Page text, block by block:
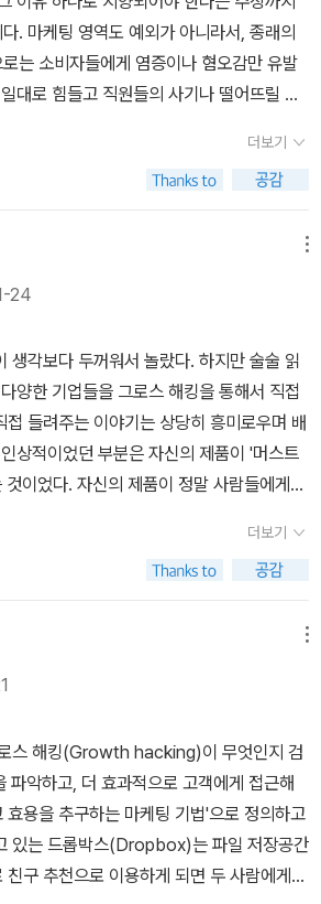
감을 얻을 것이다. 에어비앤비, 우버, 링크
공을 이룬 기업들이 놀라운 사업 아이디어
었다고 아직도 생각하는가? 이 기업들은 사
이 분석하고 실험하여 성장 전략을 찾아낸
. 마케팅 영역도 예외가 아니라서, 종래의
는 소비자들에게 염증이나 혐오감만 유발
대로 힘들고 직원들의 사기나 떨어뜨릴 뿐
에게 강제 주입하는 패턴은 참으로 미련할
점유율 하락, 대내적으로는 조직의 건강도
. 이 모든 게, 효과도 없고 집행도 어려운 과
밀어붙이려는 관리자들의 어리석은 판단에
에는 '똘똘한 병사는 현명한 장군을 가려 본
치는 특히 한국처럼 점차 똑똑해지고 있는
가는 풍조에서 특히 잘 적용된다고 평가할
'이란 좀 생소하게 들리는 용어일 수 있습니
스를 고객들에게 어필할 때, 종전의 창구나
으로 삼은 고객들에게 개인적으로 밀착(up
며 생활형으로 접근하는 방식입니다. 이
를 개발한 회사 조직 전체가, 부서를 가리지
행동하며 진정성 깃든 홍보와 전파에 주력한
. 그래서 개발과 홍보가, 이 제품이 속한 산
의 깊게 실행에 옮긴 (마케팅)방법론' 이것
스 해킹의 요체입니다.해킹이라고 하니까
점을 틈타 무단으로 침입하여 정보와 데이
만 연상하시는 이들도 있던데, 그런 것과는
의 초창기부터 모든 직원, 즉 CEO나 엔지
, 디자이너 등이 일체가 됩니다. 일단 너는
행하겠다, 윗선에서 검토가 끝나면 익히 해
주력한다 같은, 영혼 없는 분업과는 전혀 다
직원들이 전혀 다른 방식으로 각개약진하
더보기
24
생각보다 두꺼워서 놀랐다. 하지만 술술 읽
양한 기업들을 그로스 해킹을 통해서 직접
접 들려주는 이야기는 상당히 흥미로우며 배
상적이었던 부분은 자신의 제품이 '머스트
이었다. 자신의 제품이 정말 사람들에게
양한 수단을 이용해 사람들을 불러모으더
수 밖에 없다는 것이다. 본질적인 부분이지
한 것 같다. 그리고 어째서 '머스트해브'가
. 사람들이 제품을 사용하면서 '아하'하고
것이다. 나는 내 콘텐츠를 홍보하면서 어
많이 전달될지에만 집중하지 않았나 싶었
고 사람들이 찾을만한 것이 되어야 한다는
펴서 어떤 부분들을 사람들이 좋아하는지
한다.두번째는 다양한 팀들이 서로 협력하
으킬 필요가 있다는 것이다. 제품개발팀, 마
따로 파트를 나눠 할 일을 하는 것이 아니라
한 과정 등을 공유해서 일해야 효과적이고
더보기
스 해킹(Growth hacking)이 무엇인지 검
파악하고, 더 효과적으로 고객에게 접근해
효용을 추구하는 마케팅 기법'으로 정의하고
있는 드롭박스(Dropbox)는 파일 저장공간
친구 추천으로 이용하게 되면 두 사람에게